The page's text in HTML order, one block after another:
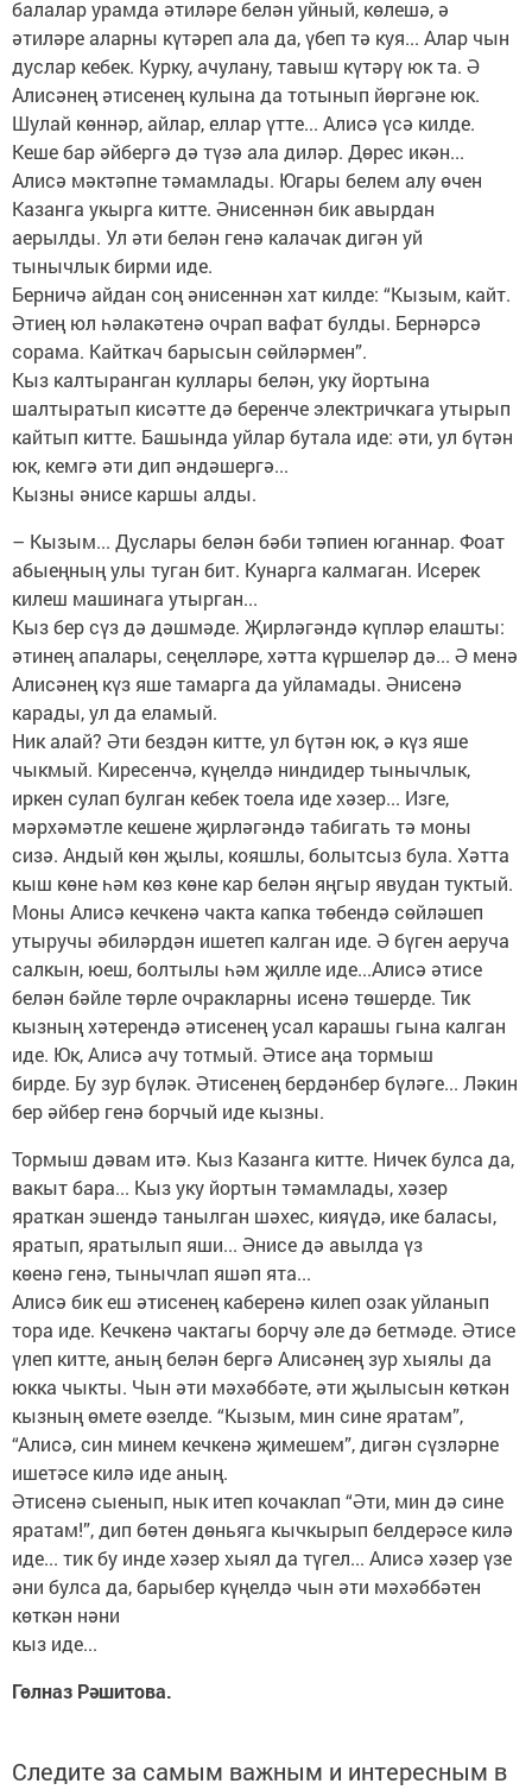
балалар урамда әтиләре белән уйный, көлешә, ә
әтиләре аларны күтәреп ала да, үбеп тә куя... Алар чын
дуслар кебек. Курку, ачулану, тавыш күтәрү юк та. Ә
Алисәнең әтисенең кулына да тотынып йөргәне юк.
Шулай көннәр, айлар, еллар үтте... Алисә үсә килде.
Кеше бар әйбергә дә түзә ала диләр. Дөрес икән...
Алисә мәктәпне тәмамлады. Югары белем алу өчен
Казанга укырга китте. Әнисеннән бик авырдан
аерылды. Ул әти белән генә калачак дигән уй
тынычлык бирми иде.
Берничә айдан соң әнисеннән хат килде: “Кызым, кайт.
Әтиең юл һәлакәтенә очрап вафат булды. Бернәрсә
сорама. Кайткач барысын сөйләрмен”.
Кыз калтыранган куллары белән, уку йортына
шалтыратып кисәтте дә беренче электричкага утырып
кайтып китте. Башында уйлар бутала иде: әти, ул бүтән
юк, кемгә әти дип әндәшергә...
Кызны әнисе каршы алды.
– Кызым... Дуслары белән бәби тәпиен юганнар. Фоат
абыеңның улы туган бит. Кунарга калмаган. Исерек
килеш машинага утырган...
Кыз бер сүз дә дәшмәде. Җирләгәндә күпләр елашты:
әтинең апалары, сеңелләре, хәтта күршеләр дә... Ә менә
Алисәнең күз яше тамарга да уйламады. Әнисенә
карады, ул да еламый.
Ник алай? Әти бездән китте, ул бүтән юк, ә күз яше
чыкмый. Киресенчә, күңелдә ниндидер тынычлык,
иркен сулап булган кебек тоела иде хәзер... Изге,
мәрхәмәтле кешене җирләгәндә табигать тә моны
сизә. Андый көн җылы, кояшлы, болытсыз була. Хәтта
кыш көне һәм көз көне кар белән яңгыр явудан туктый.
Моны Алисә кечкенә чакта капка төбендә сөйләшеп
утыручы әбиләрдән ишетеп калган иде. Ә бүген аеруча
салкын, юеш, болтылы һәм җилле иде...Алисә әтисе
белән бәйле төрле очракларны исенә төшерде. Тик
кызның хәтерендә әтисенең усал карашы гына калган
иде. Юк, Алисә ачу тотмый. Әтисе аңа тормыш
бирде. Бу зур бүләк. Әтисенең бердәнбер бүләге... Ләкин
бер әйбер генә борчый иде кызны.
Тормыш дәвам итә. Кыз Казанга китте. Ничек булса да,
вакыт бара... Кыз уку йортын тәмамлады, хәзер
яраткан эшендә танылган шәхес, кияүдә, ике баласы,
яратып, яратылып яши... Әнисе дә авылда үз
көенә генә, тынычлап яшәп ята...
Алисә бик еш әтисенең каберенә килеп озак уйланып
тора иде. Кечкенә чактагы борчу әле дә бетмәде. Әтисе
үлеп китте, аның белән бергә Алисәнең зур хыялы да
юкка чыкты. Чын әти мәхәббәте, әти җылысын көткән
кызның өмете өзелде. “Кызым, мин сине яратам”,
“Алисә, син минем кечкенә җимешем”, дигән сүзләрне
ишетәсе килә иде аның.
Әтисенә сыенып, нык итеп кочаклап “Әти, мин дә сине
яратам!”, дип бөтен дөньяга кычкырып белдерәсе килә
иде... тик бу инде хәзер хыял да түгел... Алисә хәзер үзе
әни булса да, барыбер күңелдә чын әти мәхәббәтен
көткән нәни
кыз иде...
Гөлназ Рәшитова.
Следите за самым важным и интересным в